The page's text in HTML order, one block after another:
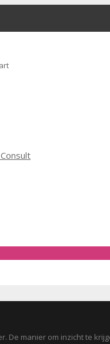
De manier om inzicht te